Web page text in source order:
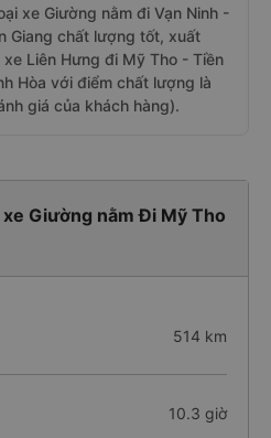
xe Giường nằm đi Vạn Ninh -
Giang chất lượng tốt, xuất
Liên Hưng đi Mỹ Tho - Tiền
Hòa với điểm chất lượng là
giá của khách hàng).
Giường nằm Đi Mỹ Tho
514 km
10.3 giờ